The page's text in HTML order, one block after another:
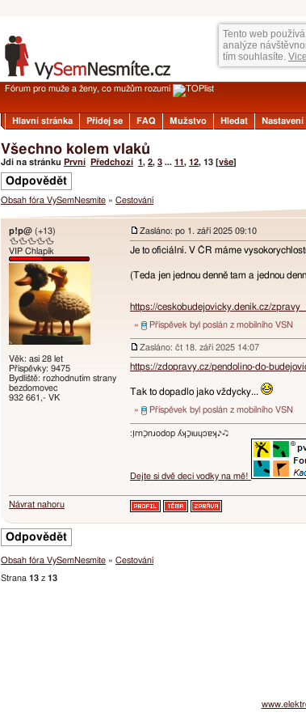
Tento web
analýze
tím souhlasíte.
Fórum pro muže a ženy, co mužům rozumí
Hlavní stránka Přidej se FAQ Mužstvo Hledat Nastavení
Všechno kolem vlaků
Jdi na stránku První Předchozí 1, 2, 3 ... 11, 12, 13 [vše]
Odpovědět
Obsah fóra VySemNesmíte » Cestování
p!p@ (+13)
🦆🦆🦆🦆🦆
VIP Chlapík
Věk: asi 28 let
Příspěvky: 9475
Bydliště: rozhodnutím strany
bezdomovec
932 661,- VK
Zasláno: po 1. září 2025 09:10
Je to oficiální. V ČR máme
(Teda jen jednou denně tam a jednou
https://ceskobudejovicky.denik.cz/
» Příspěvek byl poslán z mobilního VSN
Zasláno: čt 18. září 2025 14:07
https://zdopravy.cz/pendolino-do-
Tak to dopadlo jako vždycky...
» Příspěvek byl poslán z mobilního VSN
:ו֥ɾnכַnɹodop ʎʞכַıuɥɔɐʞ♪♫
Dejte si dvě deci vodky na mě!
Návrat nahoru
Odpovědět
Obsah fóra VySemNesmíte » Cestování
Strana 13 z 13